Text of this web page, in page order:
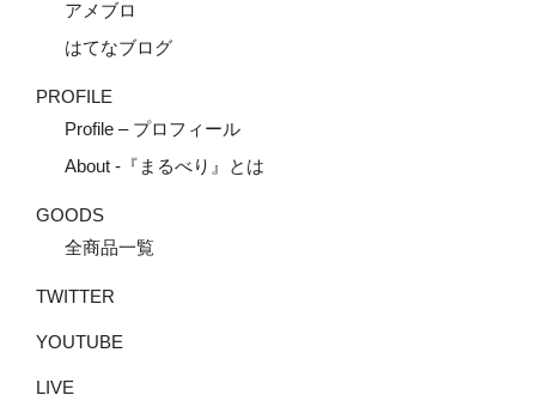
アメブロ
はてなブログ
PROFILE
Profile – プロフィール
About -『まるべり』とは
GOODS
全商品一覧
TWITTER
YOUTUBE
LIVE